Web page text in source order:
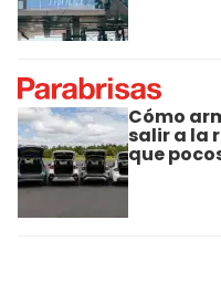
Cómo
salir a la
que